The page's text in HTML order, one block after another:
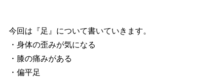
今回は『足』について書いていきます。
・身体の歪みが気になる
・膝の痛みがある
・偏平足